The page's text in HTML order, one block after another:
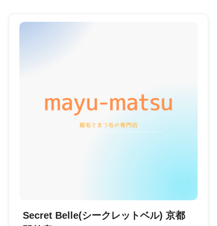
Secret Belle(シークレットベル) 京都